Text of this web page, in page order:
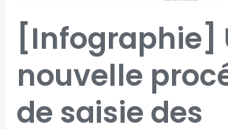
[Infographie]
nouvelle
de saisie des